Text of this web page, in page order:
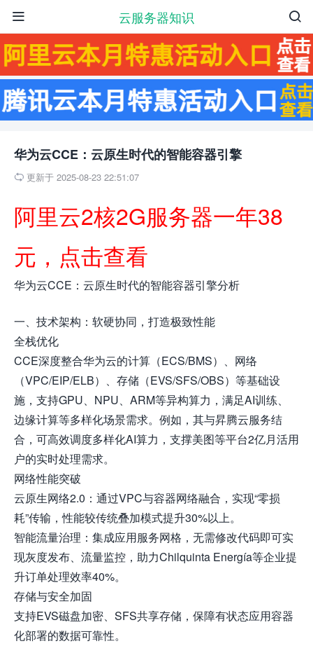
云服务器知识 

华为云CCE：云原生时代的智能容器引擎
 更新于 2025-08-23 22:51:07
阿里云2核2G服务器一年38
元，点击查看
华为云CCE：云原生时代的智能容器引擎分析
一、技术架构：软硬协同，打造极致性能
全栈优化
CCE深度整合华为云的计算（ECS/BMS）、网络
（VPC/EIP/ELB）、存储（EVS/SFS/OBS）等基础设
施，支持GPU、NPU、ARM等异构算力，满足AI训练、
边缘计算等多样化场景需求。例如，其与昇腾云服务结
合，可高效调度多样化AI算力，支撑美图等平台2亿月活用
户的实时处理需求。
网络性能突破
云原生网络2.0：通过VPC与容器网络融合，实现“零损
耗”传输，性能较传统叠加模式提升30%以上。
智能流量治理：集成应用服务网格，无需修改代码即可实
现灰度发布、流量监控，助力Chilquinta Energía等企业提
升订单处理效率40%。
存储与安全加固
支持EVS磁盘加密、SFS共享存储，保障有状态应用容器
化部署的数据可靠性。